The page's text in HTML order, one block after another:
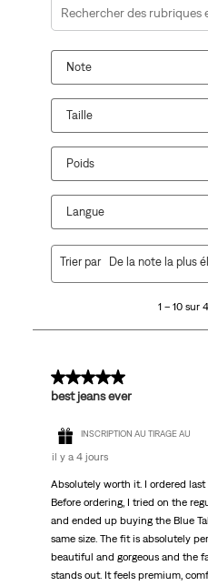
Zone de recherche de
Note
Taille
Poids
Langue
40
1 – 10 sur
Trier par De la note la plus
5 sur 5 étoiles.
best jeans ever
INSCRIPTION AU TIRAGE AU
il y a 4 jours
Absolutely worth it. I ordered last
Before ordering, I tried on the
and ended up buying the Blue
same size. The fit is absolutely
beautiful and gorgeous and the
stands out. It feels premium,